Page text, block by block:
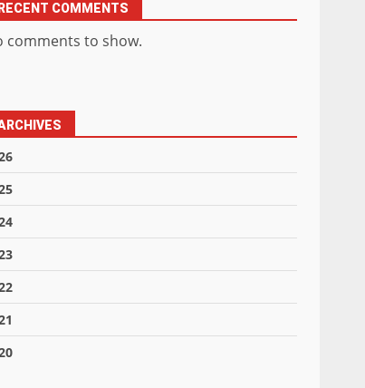
RECENT COMMENTS
comments to show.